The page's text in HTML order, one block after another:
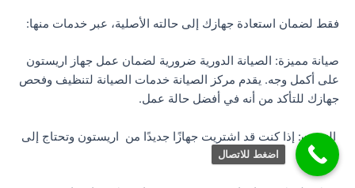
فقط لضمان استعادة جهازك إلى حالته الأصلية، عبر خدمات منها:
صيانة مميزة: الصيانة الدورية ضرورية لضمان عمل جهاز اريستون
على أكمل وجه. يقدم مركز الصيانة خدمات الصيانة لتنظيف وفحص
جهازك للتأكد من أنه في أفضل حالة عمل.
التثبيت: إذا كنت قد اشتريت جهازًا جديدًا من اريستون وتحتاج إلى
تثبيته،
اضغط للاتصال